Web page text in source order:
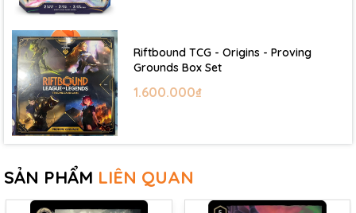
Riftbound TCG - Origins - Proving
Grounds Box Set
1.600.000₫
SẢN PHẨM LIÊN QUAN